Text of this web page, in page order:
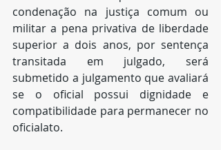
condenação na justiça comum ou
militar a pena privativa de liberdade
superior a dois anos, por sentença
transitada em julgado, será
submetido a julgamento que avaliará
se o oficial possui dignidade e
compatibilidade para permanecer no
oficialato.